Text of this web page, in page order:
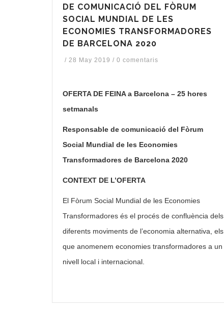
DE COMUNICACIÓ DEL FÒRUM
SOCIAL MUNDIAL DE LES
ECONOMIES TRANSFORMADORES
DE BARCELONA 2020
/ 28 May 2019 / 0 comentaris
OFERTA DE FEINA a Barcelona – 25 hores
setmanals
Responsable de comunicació del Fòrum
Social Mundial de les Economies
Transformadores de Barcelona 2020
CONTEXT DE L’OFERTA
El Fòrum Social Mundial de les Economies
Transformadores és el procés de confluència dels
diferents moviments de l’economia alternativa, els
que anomenem economies transformadores a un
nivell local i internacional.